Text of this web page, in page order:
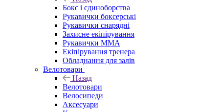
Бокс і єдиноборства
Рукавички боксерські
Рукавички снарядні
Захисне екіпірування
Рукавички ММА
Екіпірування тренера
Обладнання для залів
Велотовари
Назад
Велотовари
Велосипеди
Аксесуари